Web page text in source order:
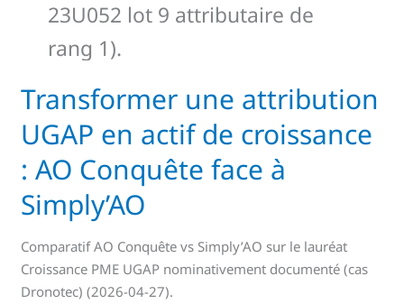
23U052 lot 9 attributaire de
rang 1).
Transformer une attribution
UGAP en actif de croissance
: AO Conquête face à
Simply’AO
Comparatif AO Conquête vs Simply’AO sur le lauréat
Croissance PME UGAP nominativement documenté (cas
Dronotec) (2026-04-27).
Transformer
une
attribution
UGAP
en
actif
croissance
:
AO